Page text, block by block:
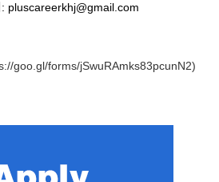
: pluscareerkhj@gmail.com
goo.gl/forms/jSwuRAmks83pcunN2)